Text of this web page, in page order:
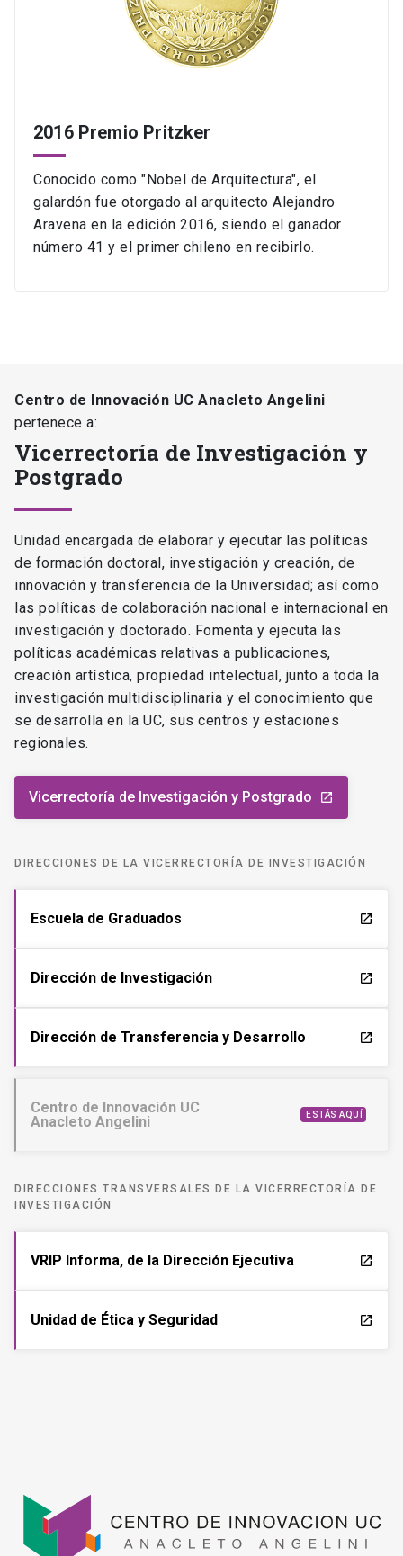
2016 Premio Pritzker
Conocido como "Nobel de Arquitectura", el
galardón fue otorgado al arquitecto Alejandro
Aravena en la edición 2016, siendo el ganador
número 41 y el primer chileno en recibirlo.
Centro de Innovación UC Anacleto Angelini
pertenece a:
Vicerrectoría de Investigación y
Postgrado
Unidad encargada de elaborar y ejecutar las políticas
de formación doctoral, investigación y creación, de
innovación y transferencia de la Universidad; así como
las políticas de colaboración nacional e internacional en
investigación y doctorado. Fomenta y ejecuta las
políticas académicas relativas a publicaciones,
creación artística, propiedad intelectual, junto a toda la
investigación multidisciplinaria y el conocimiento que
se desarrolla en la UC, sus centros y estaciones
regionales.
Vicerrectoría de Investigación y Postgrado launch
DIRECCIONES DE LA VICERRECTORÍA DE INVESTIGACIÓN
Escuela de Graduados launch
Dirección de Investigación launch
Dirección de Transferencia y Desarrollo launch
Centro de Innovación UC
Anacleto Angelini
ESTÁS AQUÍ
DIRECCIONES TRANSVERSALES DE LA VICERRECTORÍA DE
INVESTIGACIÓN
VRIP Informa, de la Dirección Ejecutiva launch
Unidad de Ética y Seguridad launch